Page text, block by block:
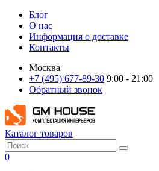
Блог
О нас
Информация о доставке
Контакты
Москва
+7 (495) 677-89-30 9:00 - 21:00
Обратный звонок
Каталог товаров
0